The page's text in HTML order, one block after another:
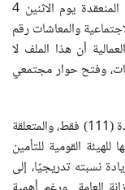
في ضوء موافقة مجلس النواب النهائية، بجلسته المنعقدة يوم الاثنين 4
الاجتماعية والمعاشات رقم
والعمالية أن هذا الملف لا
وفتح حوار مجتمعي
لقد انصرف التعديل الذي تم إقراره إلى تعديل المادة (111) فقط، والمتعلقة
للهيئة القومية للتأمين
نسبته تدريجيًا، إلى